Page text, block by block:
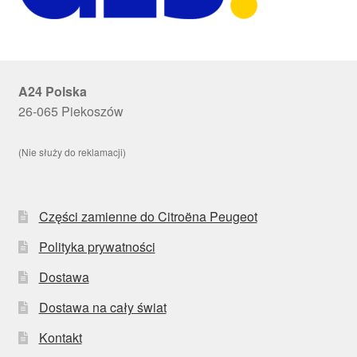
A24 Polska
26-065 Piekoszów
(Nie służy do reklamacji)
Części zamienne do Citroëna Peugeot
Polityka prywatności
Dostawa
Dostawa na cały świat
Kontakt